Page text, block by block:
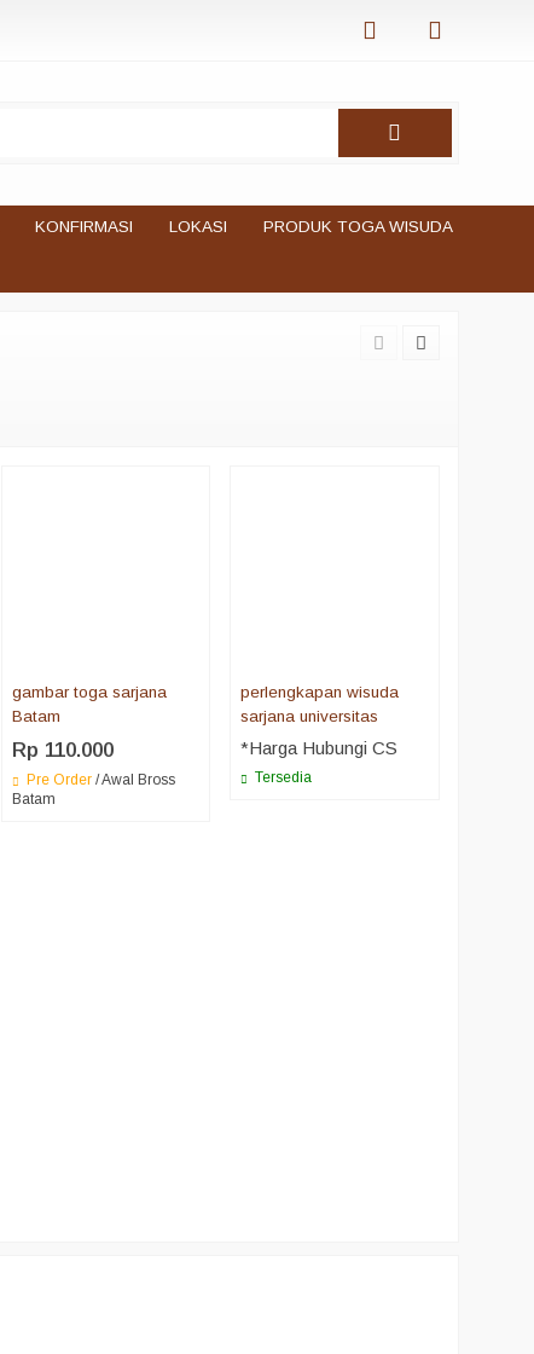
KONFIRMASI LOKASI PRODUK TOGA WISUDA
gambar toga sarjana
Batam
Rp 110.000
Pre Order/ Awal Bross
Batam
perlengkapan wisuda
sarjana universitas
*Harga Hubungi CS
Tersedia